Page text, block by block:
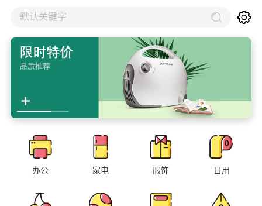
默认关键字
办公 家电 服饰 日用